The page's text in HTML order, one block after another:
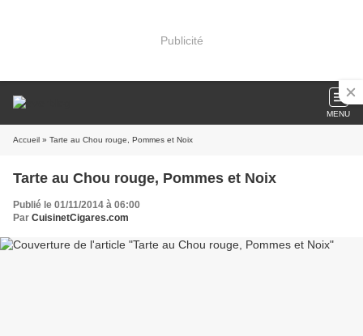
Publicité
MENU
Accueil » Tarte au Chou rouge, Pommes et Noix
Tarte au Chou rouge, Pommes et Noix
Publié le 01/11/2014 à 06:00
Par CuisinetCigares.com